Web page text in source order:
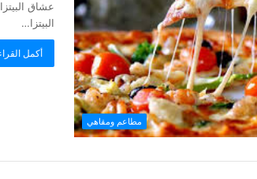
مطاعم ومقاهي
عشاق
البيتزا…
أكمل